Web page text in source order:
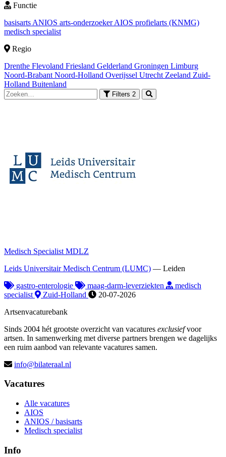
Functie
basisarts ANIOS arts-onderzoekerAIOS profielarts (KNMG)
medisch specialist
Regio
Drenthe Flevoland Friesland Gelderland Groningen Limburg
Noord-Brabant Noord-Holland Overijssel Utrecht Zeeland Zuid-
Holland Buitenland
Filters 2
Medisch Specialist MDLZ
Leids Universitair Medisch Centrum (LUMC) — Leiden
gastro-enterologie
maag-darm-leverziekten
medisch
specialist
Zuid-Holland
20-07-2026
Artsenvacaturebank
Sinds 2004 hét grootste overzicht van vacatures exclusiefvoor
artsen. In samenwerking met diverse partners brengen we dagelijks
een ruim aanbod van relevante vacatures samen.
info@bilateraal.nl
Vacatures
Alle vacatures
AIOS
ANIOS / basisarts
Medisch specialist
Info